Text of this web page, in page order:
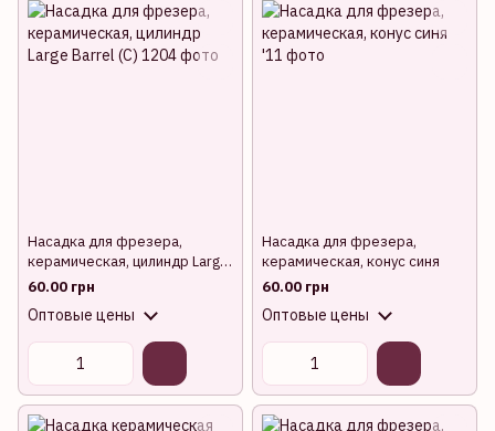
Насадка для фрезера,
керамическая, цилиндр Large
Barrel (C)
60.00 грн
Оптовые цены
Насадка для фрезера,
керамическая, конус синя
60.00 грн
Оптовые цены